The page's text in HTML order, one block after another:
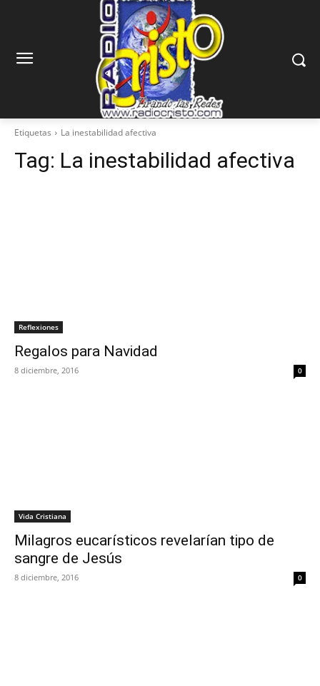
Etiquetas La inestabilidad afectiva
Tag: La inestabilidad afectiva
Reflexiones
Regalos para Navidad
8 diciembre, 2016 0
Vida Cristiana
Milagros eucarísticos revelarían tipo de
sangre de Jesús
8 diciembre, 2016 0